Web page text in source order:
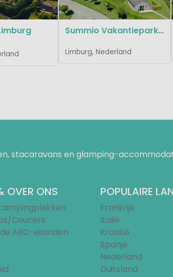
Summio Vakantiepark Reevallis
Limburg, Nederland
stacaravans en glamping-
OVER ONS
Couriers
ABC-eilanden
POPULAIRE
Frankrijk
Italië
Kroatië
Spanje
Nederland
Duitsland